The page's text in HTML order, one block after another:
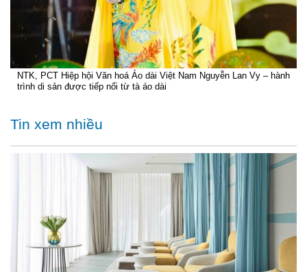
NTK, PCT Hiệp hội Văn hoá Áo dài Việt Nam Nguyễn Lan Vy – hành
trình di sản được tiếp nối từ tà áo dài
Tin xem nhiều